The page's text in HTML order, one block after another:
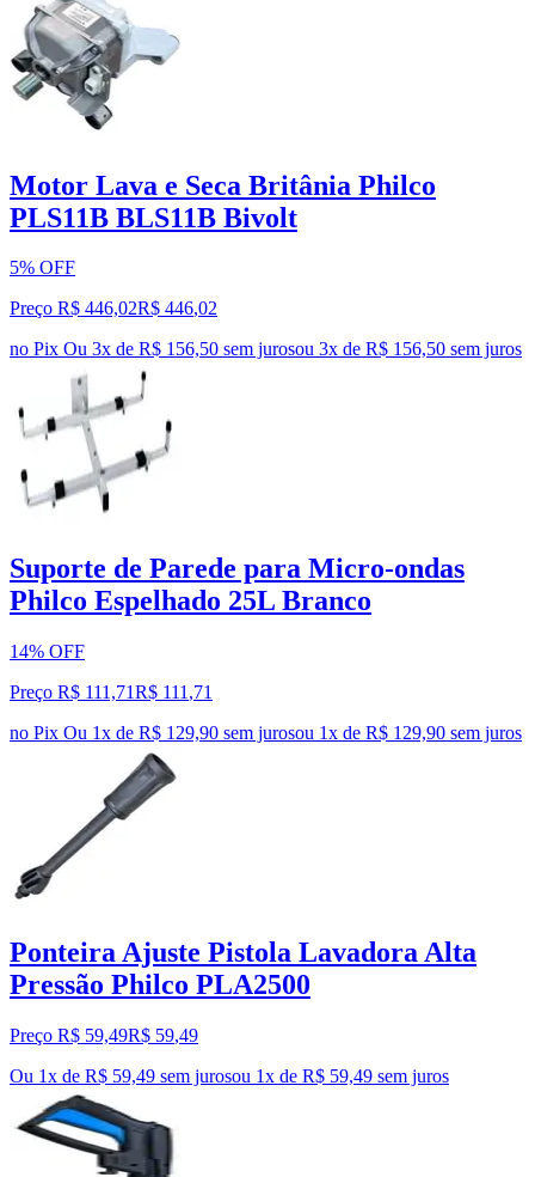
Motor Lava e Seca Britânia Philco
PLS11B BLS11B Bivolt
5% OFF
Preço R$ 446,02R$ 446,02
no Pix Ou 3x de R$ 156,50 sem jurosou 3x de R$ 156,50 sem juros
Suporte de Parede para Micro-ondas
Philco Espelhado 25L Branco
14% OFF
Preço R$ 111,71R$ 111 ,71
no Pix Ou 1x de R$ 129,90 sem jurosou 1x de R$ 129,90 sem juros
Ponteira Ajuste Pistola Lavadora Alta
Pressão Philco PLA2500
Preço R$ 59,49R$ 59,49
Ou 1x de R$ 59,49 sem jurosou 1x de R$ 59,49 sem juros